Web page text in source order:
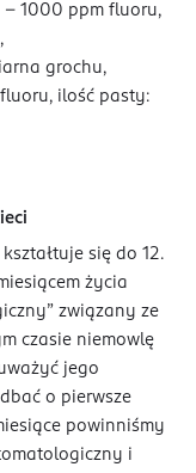
- 1000 ppm fluoru,
grochu,
ilość pasty:
się do 12.
życia
związany ze
czasie niemowlę
jego
o pierwsze
powinniśmy
i